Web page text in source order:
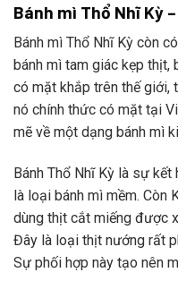
Bánh mì Thổ Nhĩ Kỳ
Bánh mì Thổ Nhĩ Kỳ còn
bánh mì tam giác kẹp thịt,
có mặt khắp trên thế giới,
nó chính thức có mặt tại
mẽ về một dạng bánh mì
Bánh Thổ Nhĩ Kỳ là sự
là loại bánh mì mềm. Còn
dùng thịt cắt miếng được
Đây là loại thịt nướng rất
Sự phối hợp này tạo nên